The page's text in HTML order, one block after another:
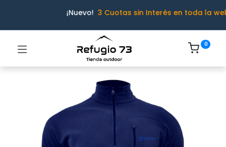
¡Nuevo!3 Cuotas sin Interés en toda la web
0